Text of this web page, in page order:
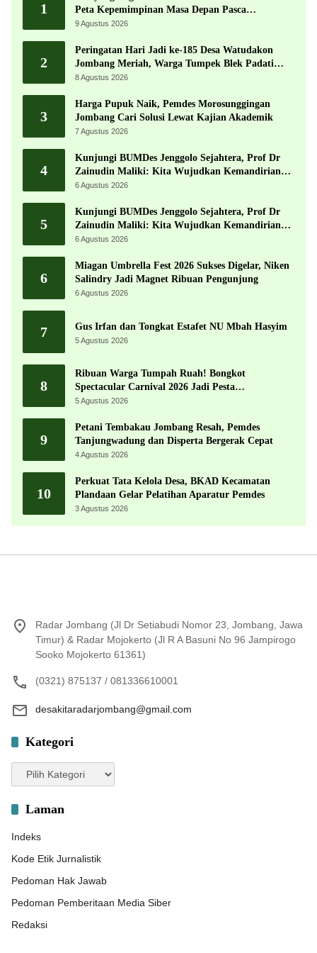
1
Peta Kepemimpinan Masa Depan Pasca
Muktamar ke-35
9 Agustus 2026
2
Peringatan Hari Jadi ke-185 Desa Watudakon
Jombang Meriah, Warga Tumpek Blek Padati
Karnaval Budaya
8 Agustus 2026
3
Harga Pupuk Naik, Pemdes Morosunggingan
Jombang Cari Solusi Lewat Kajian Akademik
7 Agustus 2026
4
Kunjungi BUMDes Jenggolo Sejahtera, Prof Dr
Zainudin Maliki: Kita Wujudkan Kemandirian
Ekonomi dengan Potensi Desa
6 Agustus 2026
5
Kunjungi BUMDes Jenggolo Sejahtera, Prof Dr
Zainudin Maliki: Kita Wujudkan Kemandirian
Ekonomi dengan Potensi Desa
6 Agustus 2026
6
Miagan Umbrella Fest 2026 Sukses Digelar, Niken
Salindry Jadi Magnet Ribuan Pengunjung
6 Agustus 2026
7 Gus Irfan dan Tongkat Estafet NU Mbah Hasyim
5 Agustus 2026
8
Ribuan Warga Tumpah Ruah! Bongkot
Spectacular Carnival 2026 Jadi Pesta
Kemerdekaan Terbesar di Peterongan
5 Agustus 2026
9
Petani Tembakau Jombang Resah, Pemdes
Tanjungwadung dan Disperta Bergerak Cepat
4 Agustus 2026
10
Perkuat Tata Kelola Desa, BKAD Kecamatan
Plandaan Gelar Pelatihan Aparatur Pemdes
3 Agustus 2026
Radar Jombang (Jl Dr Setiabudi Nomor 23, Jombang, Jawa
Timur) & Radar Mojokerto (Jl R A Basuni No 96 Jampirogo
Sooko Mojokerto 61361)
(0321) 875137 / 081336610001
desakitaradarjombang@gmail.com
Kategori
Kategori
Laman
Indeks
Kode Etik Jurnalistik
Pedoman Hak Jawab
Pedoman Pemberitaan Media Siber
Redaksi